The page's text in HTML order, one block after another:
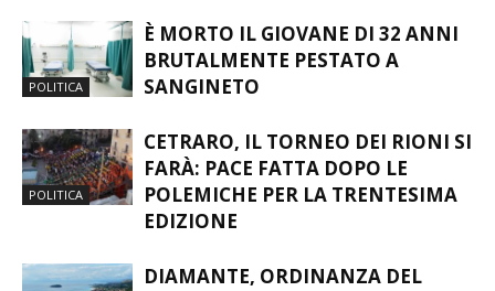
EDIZIONE
POLITICA
DIAMANTE, ORDINANZA DEL
USCITE NOTTURNE PER GLI
UNDER 14 NON ACCOMPAGNATI